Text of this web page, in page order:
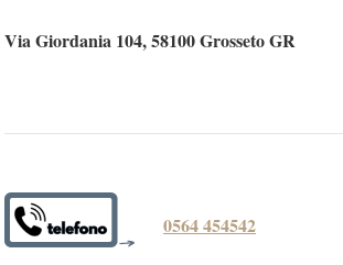
Via Giordania 104, 58100 Grosseto GR
0564 454542